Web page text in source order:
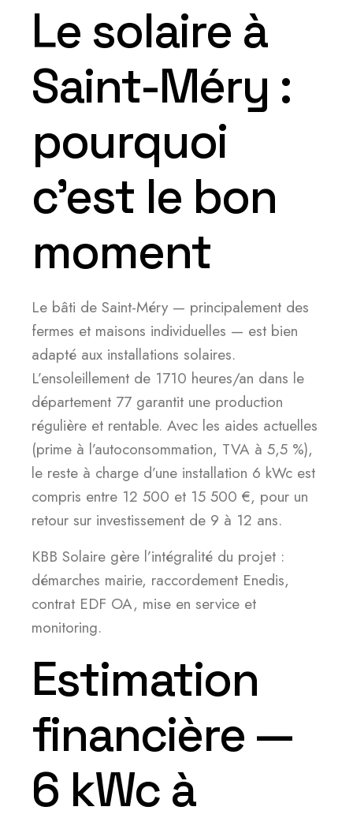
Le solaire à
Saint-Méry :
pourquoi
c’est le bon
moment
Le bâti de Saint-Méry — principalement des
fermes et maisons individuelles — est bien
adapté aux installations solaires.
L’ensoleillement de 1710 heures/an dans le
département 77 garantit une production
régulière et rentable. Avec les aides actuelles
(prime à l’autoconsommation, TVA à 5,5 %),
le reste à charge d’une installation 6 kWc est
compris entre 12 500 et 15 500 €, pour un
retour sur investissement de 9 à 12 ans.
KBB Solaire gère l’intégralité du projet :
démarches mairie, raccordement Enedis,
contrat EDF OA, mise en service et
monitoring.
Estimation
financière —
6 kWc à